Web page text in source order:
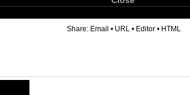
Share: Email • URL • Editor • HTML